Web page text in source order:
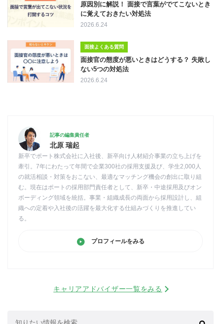
原因別に解説！ 面接で言葉がでてこないとき
に覚えておきたい対処法
2026.6.24
面接よくある質問
面接官の態度が悪いときはどうする？ 失敗し
ない5つの対処法
2026.6.24
記事の編集責任者
北原 瑞起
新卒でポート株式会社に入社後、新卒向け人材紹介事業の立ち上げを
牽引。7年にわたって年間で企業300社の採用支援及び、学生2,000人
の就活相談・対策をおこない、最適なマッチング機会の創出に取り組
む。現在はポートの採用部門責任者として、新卒・中途採用及びオン
ボーディング領域を統括。事業・組織成長の両面から採用設計し、組
織への定着や入社後の活躍を最大化する仕組みづくりを推進してい
る。
プロフィールをみる
キャリアアドバイザー一覧をみる